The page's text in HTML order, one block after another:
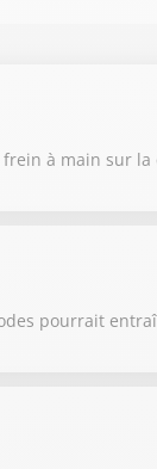
frein à main sur
pourrait